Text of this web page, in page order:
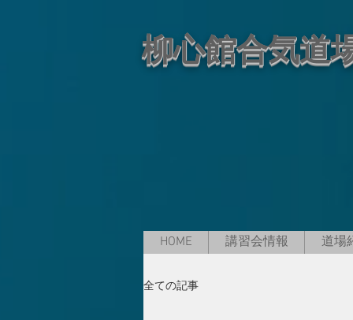
柳心館合気道
HOME 講習会情報 道場
全ての記事